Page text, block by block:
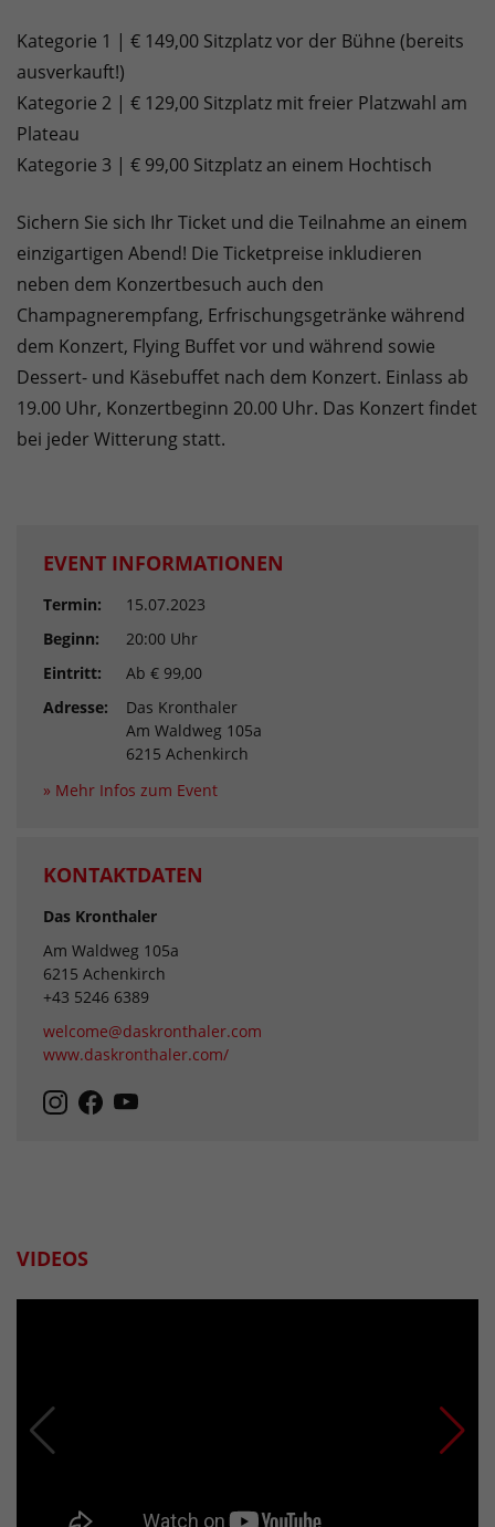
Kategorie 1 | € 149,00 Sitzplatz vor der Bühne (bereits
ausverkauft!)
Kategorie 2 | € 129,00 Sitzplatz mit freier Platzwahl am
Plateau
Kategorie 3 | € 99,00 Sitzplatz an einem Hochtisch
Sichern Sie sich Ihr Ticket und die Teilnahme an einem
einzigartigen Abend! Die Ticketpreise inkludieren
neben dem Konzertbesuch auch den
Champagnerempfang, Erfrischungsgetränke während
dem Konzert, Flying Buffet vor und während sowie
Dessert- und Käsebuffet nach dem Konzert. Einlass ab
19.00 Uhr, Konzertbeginn 20.00 Uhr. Das Konzert findet
bei jeder Witterung statt.
EVENT INFORMATIONEN
Termin:
15.07.2023
Beginn:
20:00 Uhr
Eintritt:
Ab € 99,00
Adresse:
Das Kronthaler
Am Waldweg 105a
6215 Achenkirch
» Mehr Infos zum Event
KONTAKTDATEN
Das Kronthaler
Am Waldweg 105a
6215 Achenkirch
+43 5246 6389
welcome@daskronthaler.com
www.daskronthaler.com/
VIDEOS